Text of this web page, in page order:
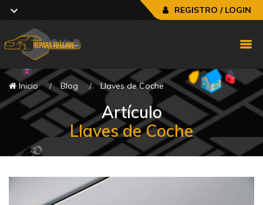
REGISTRO / LOGIN
Inicio Blog Llaves de Coche
Artículo
Llaves de Coche